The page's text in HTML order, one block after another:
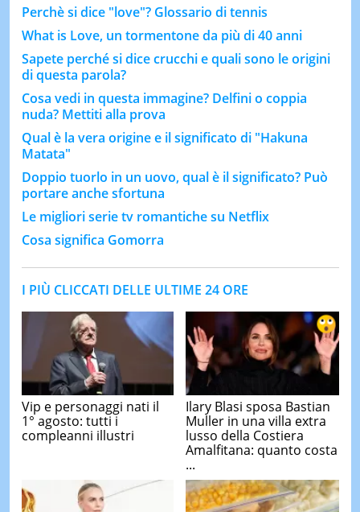
Perchè si dice "love"? Glossario di tennis
What is Love, un tormentone da più di 40 anni
Sapete perché si dice crucchi e quali sono le origini
di questa parola?
Cosa vedi in questa immagine? Delfini o coppia
nuda? Mettiti alla prova
Qual è la vera origine e il significato di "Hakuna
Matata"
Doppio tuorlo in un uovo, qual è il significato? Può
portare anche sfortuna
Le migliori serie tv romantiche su Netflix
Cosa significa Gomorra
I PIÙ CLICCATI DELLE ULTIME 24 ORE
Vip e personaggi nati il
1° agosto: tutti i
compleanni illustri
Ilary Blasi sposa Bastian
Muller in una villa extra
lusso della Costiera
Amalfitana: quanto costa
...